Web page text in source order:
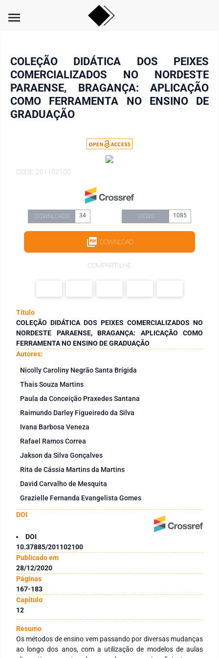
menu
COLEÇÃO DIDÁTICA DOS PEIXES
COMERCIALIZADOS NO NORDESTE
PARAENSE, BRAGANÇA: APLICAÇÃO
COMO FERRAMENTA NO ENSINO DE
GRADUAÇÃO
CODE: 201102100
DOWNLOADS 34 VIEWS 1085
DOWNLOAD
COMPARTILHE
Título
COLEÇÃO DIDÁTICA DOS PEIXES COMERCIALIZADOS NO
NORDESTE PARAENSE, BRAGANÇA: APLICAÇÃO COMO
FERRAMENTA NO ENSINO DE GRADUAÇÃO
Autores:
Nicolly Caroliny Negrão Santa Brígida
Thais Souza Martins
Paula da Conceição Praxedes Santana
Raimundo Darley Figueiredo da Silva
Ivana Barbosa Veneza
Rafael Ramos Correa
Jakson da Silva Gonçalves
Rita de Cássia Martins da Martins
David Carvalho de Mesquita
Grazielle Fernanda Evangelista Gomes
DOI
DOI
10.37885/201102100
Publicado em
28/12/2020
Páginas
167-183
Capítulo
12
Resumo
Os métodos de ensino vem passando por diversas mudanças
ao longo dos anos, com a utilização de modelos de aulas